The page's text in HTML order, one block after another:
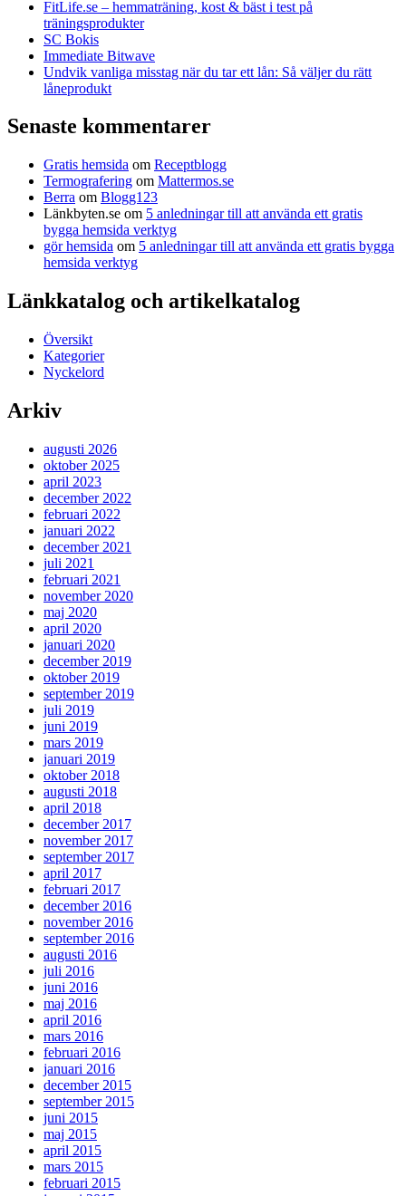
FitLife.se – hemmaträning, kost & bäst i test på
träningsprodukter
SC Bokis
Immediate Bitwave
Undvik vanliga misstag när du tar ett lån: Så väljer du rätt
låneprodukt
Senaste kommentarer
Gratis hemsida om Receptblogg
Termografering om Mattermos.se
Berra om Blogg123
Länkbyten.se om 5 anledningar till att använda ett gratis
bygga hemsida verktyg
gör hemsida om 5 anledningar till att använda ett gratis bygga
hemsida verktyg
Länkkatalog och artikelkatalog
Översikt
Kategorier
Nyckelord
Arkiv
augusti 2026
oktober 2025
april 2023
december 2022
februari 2022
januari 2022
december 2021
juli 2021
februari 2021
november 2020
maj 2020
april 2020
januari 2020
december 2019
oktober 2019
september 2019
juli 2019
juni 2019
mars 2019
januari 2019
oktober 2018
augusti 2018
april 2018
december 2017
november 2017
september 2017
april 2017
februari 2017
december 2016
november 2016
september 2016
augusti 2016
juli 2016
juni 2016
maj 2016
april 2016
mars 2016
februari 2016
januari 2016
december 2015
september 2015
juni 2015
maj 2015
april 2015
mars 2015
februari 2015